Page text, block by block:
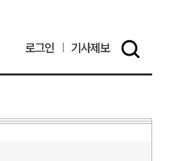
로그인 기사제보